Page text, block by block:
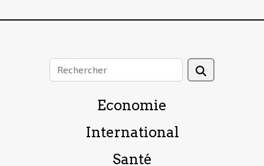
Economie
International
Santé